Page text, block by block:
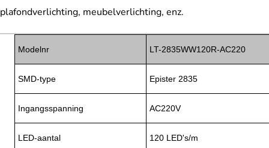
plafondverlichting, meubelverlichting, enz.
Modelnr LT-2835WW120R-AC220
SMD-type Epister 2835
Ingangsspanning AC220V
LED-aantal 120 LED's/m